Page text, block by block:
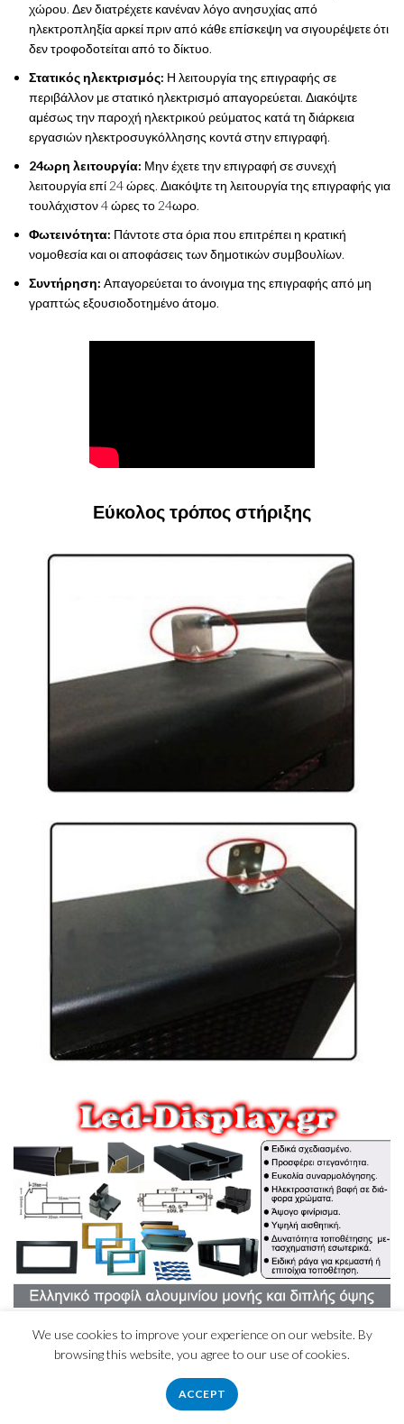
χώρου. Δεν διατρέχετε κανέναν λόγο ανησυχίας από
ηλεκτροπληξία αρκεί πριν από κάθε επίσκεψη να σιγουρέψετε ότι
δεν τροφοδοτείται από το δίκτυο.
Στατικός ηλεκτρισμός: Η λειτουργία της επιγραφής σε
περιβάλλον με στατικό ηλεκτρισμό απαγορεύεται. Διακόψτε
αμέσως την παροχή ηλεκτρικού ρεύματος κατά τη διάρκεια
εργασιών ηλεκτροσυγκόλλησης κοντά στην επιγραφή.
24ωρη λειτουργία: Μην έχετε την επιγραφή σε συνεχή
λειτουργία επί 24 ώρες. Διακόψτε τη λειτουργία της επιγραφής για
τουλάχιστον 4 ώρες το 24ωρο.
Φωτεινότητα: Πάντοτε στα όρια που επιτρέπει η κρατική
νομοθεσία και οι αποφάσεις των δημοτικών συμβουλίων.
Συντήρηση: Απαγορεύεται το άνοιγμα της επιγραφής από μη
γραπτώς εξουσιοδοτημένο άτομο.
Εύκολος τρόπος στήριξης
We use cookies to improve your experience on our website. By
browsing this website, you agree to our use of cookies.
ACCEPT